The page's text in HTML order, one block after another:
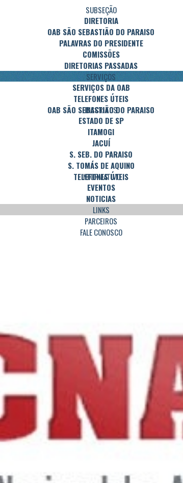
SUBSEÇÃO
DIRETORIA
OAB SÃO SEBASTIÃO DO PARAISO
PALAVRAS DO PRESIDENTE
COMISSÕES
DIRETORIAS PASSADAS
SERVIÇOS
SERVIÇOS DA OAB
TELEFONES ÚTEIS
INSCRITOS
ESTADO DE SP
ITAMOGI
JACUÍ
S. SEB. DO PARAISO
S. TOMÁS DE AQUINO
INFORMATIVO
EVENTOS
NOTICIAS
LINKS
PARCEIROS
FALE CONOSCO
SUBSEÇÃO
DIRETORIA
OAB SÃO SEBASTIÃO DO PARAISO
PALAVRAS DO PRESIDENTE
COMISSÕES
DIRETORIAS PASSADAS
SERVIÇOS
SERVIÇOS DA OAB
TELEFONES ÚTEIS
INSCRITOS
ESTADO DE SP
ITAMOGI
JACUÍ
S. SEB. DO PARAISO